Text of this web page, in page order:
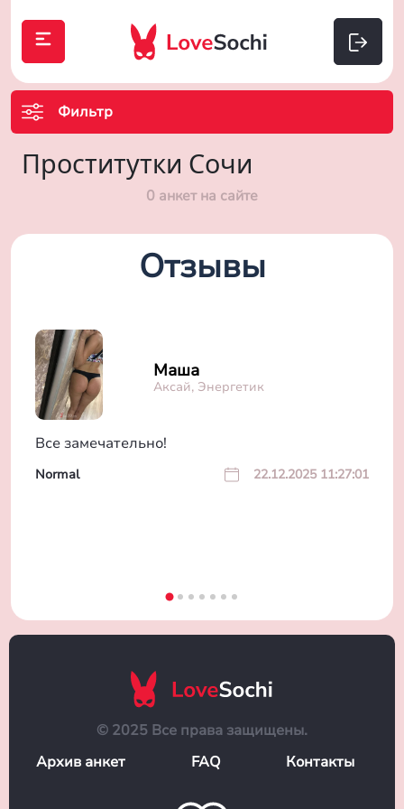
Фильтр
Проститутки Сочи
0 анкет на сайте
Отзывы
Маша
Аксай, Энергетик
Все замечательно!
Normal 22.12.2025 11:27:01
© 2025 Все права защищены.
Архив анкет
FAQ Контакты